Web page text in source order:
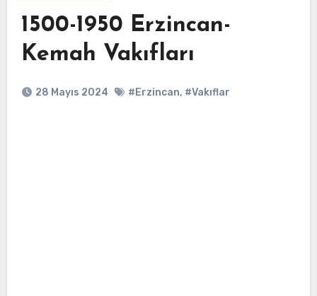
1500-1950 Erzincan-
Kemah Vakıfları
28 Mayıs 2024 #Erzincan, #Vakıflar